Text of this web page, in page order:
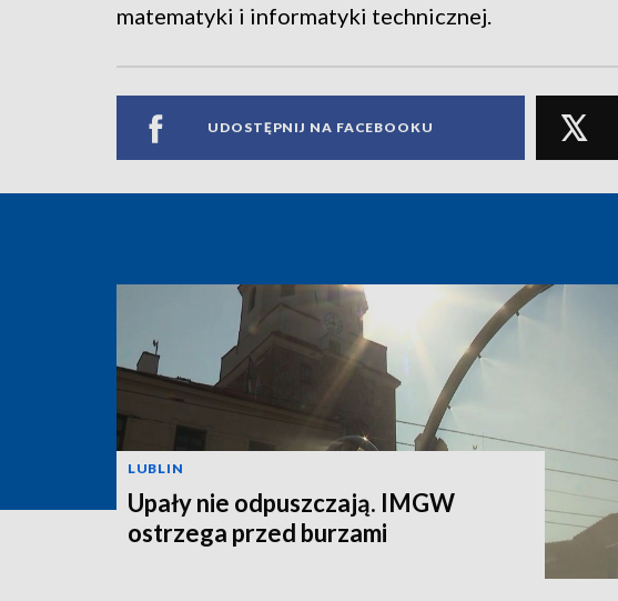
matematyki i informatyki technicznej.
UDOSTĘPNIJ NA FACEBOOKU
LUBLIN
Upały nie odpuszczają. IMGW
ostrzega przed burzami